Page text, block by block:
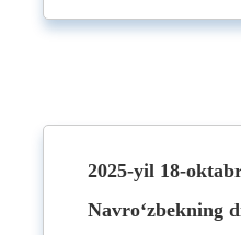
2025-yil 18-
Navro‘zbekning